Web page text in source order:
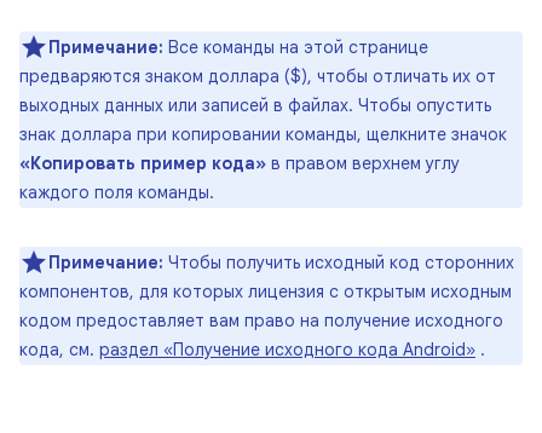
Примечание: Все команды на этой странице
предваряются знаком доллара ($), чтобы отличать их от
выходных данных или записей в файлах. Чтобы опустить
знак доллара при копировании команды, щелкните значок
«Копировать пример кода» в правом верхнем углу
каждого поля команды.
Примечание: Чтобы получить исходный код сторонних
компонентов, для которых лицензия с открытым исходным
кодом предоставляет вам право на получение исходного
кода, см. раздел «Получение исходного кода Android» .